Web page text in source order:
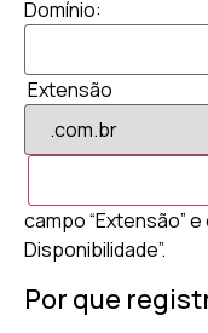
Domínio:
Extensão
campo “Extensão”
Disponibilidade”.
Por que